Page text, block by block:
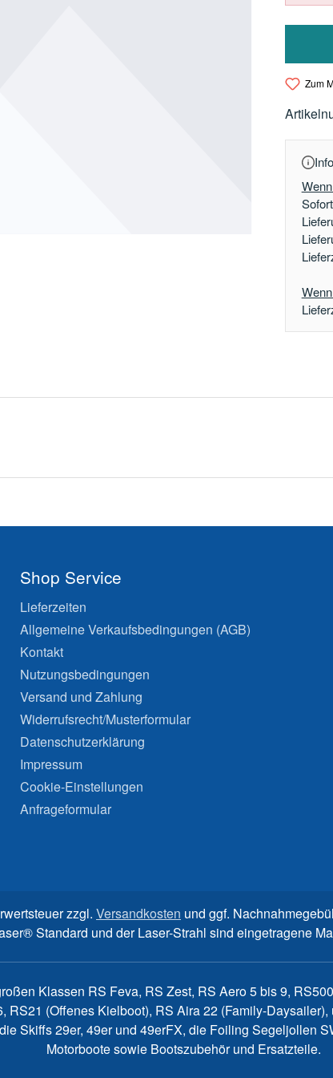
Zum
Shop Service
Lieferzeiten
Allgemeine Verkaufsbedingungen (AGB)
Kontakt
Nutzungsbedingungen
Versand und Zahlung
Widerrufsrecht/Musterformular
Datenschutzerklärung
Impressum
Cookie-Einstellungen
Anfrageformular
zzgl. Versandkosten und ggf.
Standard und der Laser-Strahl sind eingetragene
Klassen RS Feva, RS Zest, RS Aero 5 bis 9,
(Offenes Kielboot), RS Aira 22 (Family-
Skiffs 29er, 49er und 49erFX, die Foiling Segeljollen
Motorboote sowie Bootszubehör und Ersatzteile.